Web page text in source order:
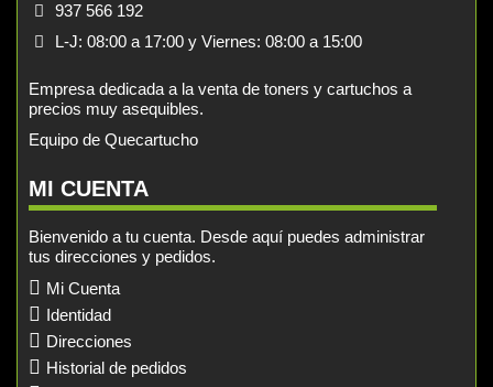
937 566 192
L-J: 08:00 a 17:00 y Viernes: 08:00 a 15:00
Empresa dedicada a la venta de toners y cartuchos a
precios muy asequibles.
Equipo de Quecartucho
MI CUENTA
Bienvenido a tu cuenta. Desde aquí puedes administrar
tus direcciones y pedidos.
Mi Cuenta
Identidad
Direcciones
Historial de pedidos